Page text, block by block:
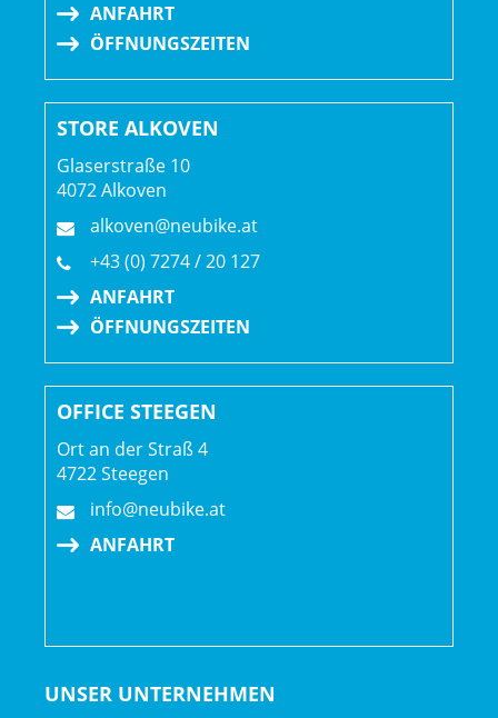
ANFAHRT
ÖFFNUNGSZEITEN
STORE ALKOVEN
Glaserstraße 10
4072 Alkoven
alkoven@neubike.at
+43 (0) 7274 / 20 127
ANFAHRT
ÖFFNUNGSZEITEN
OFFICE STEEGEN
Ort an der Straß 4
4722 Steegen
info@neubike.at
ANFAHRT
UNSER UNTERNEHMEN